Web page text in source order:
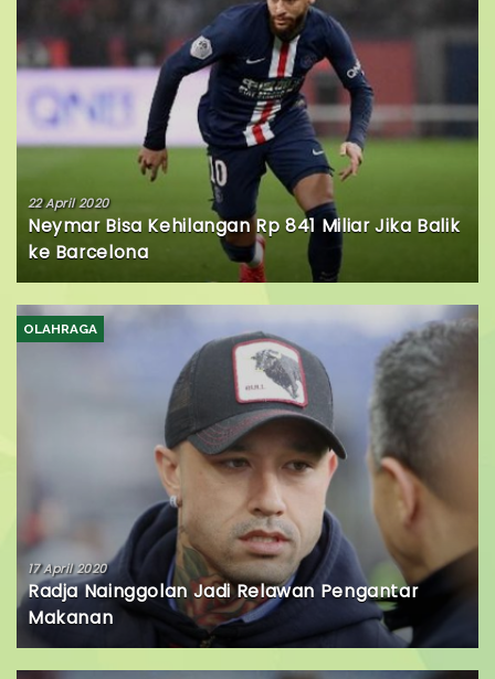
22 April 2020
Neymar Bisa Kehilangan Rp 841 Miliar Jika Balik
ke Barcelona
OLAHRAGA
17 April 2020
Radja Nainggolan Jadi Relawan Pengantar
Makanan